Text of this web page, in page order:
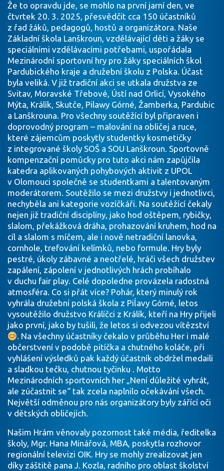
Že to opravdu jde, se mohlo na první jarní den, ve
čtvrtek 20. 3. 2025, přesvědčit cca 150 účastníků
z řad žáků, pedagogů, hostů a organizátora. Naše
Základní škola Lanškroun, vzdělávající děti a žáky se
speciálními vzdělávacími potřebami, uspořádala
Mezinárodní sportovní hry pro žáky speciálních škol
Pardubického kraje a družební školu z Polska. Účast
byla veliká. V již tradiční akci se utkala družstva ze
Svitav, Moravské Třebové, Ústí nad Orlicí, Vysokého
Mýta, Králík, Skutče, Pilawy Górné, Žamberka, Pardubic
a Lanškrouna. Pro všechny soutěžící byl připraven i
doprovodný program – malování na obličej a ruce,
které zájemcům poskytly studentky kosmetičky
z integrované školy SOŠ a SOU Lanškroun. Sportovně
kompenzační pomůcky pro tuto akci nám zapůjčila
katedra aplikovaných pohybových aktivit z UPOL
v Olomouci společně se studentkami a talentovaným
moderátorem. Soutěžilo se mezi družstvy i jednotlivci,
nechyběla ani kategorie vozíčkáři. Na soutěžící čekaly
nejen již tradiční disciplíny, jako hod oštěpem, rybičky,
slalom, překážková dráha, prohazování kruhem, hod na
cíl a slalom s míčem, ale i nově netradiční lanovka,
cornhole, trefování kelímků, nebo formule. Hry byly
pestré, úkoly zábavné a neotřelé, hráči všech družstev
zapálení, zápolení v jednotlivých hrách probíhalo
v duchu fair play. Celé dopoledne provázela radostná
atmosféra. Co si přát více? Pohár, který minulý rok
vyhrála družební polská škola z Piĺavy Górné, letos
vysoutěžilo družstvo Králíčci z Králík, kteří na Hry přijeli
jako první, jako by tušili, že letos si odvezou vítězství
. Na všechny účastníky čekalo v průběhu Her i malé
občerstvení v podobě pitíčka a chutného koláče, při
vyhlášení výsledků pak každý účastník obdržel medaili
a sladkou tečku, chutnou tyčinku . Motto
Mezinárodních sportovních her „Není důležité vyhrát,
ale zúčastnit se“ tak zcela naplnilo očekávání všech.
Největší odměnou pro nás organizátory byly zářící oči
v dětských obličejích.
Našim Hrám věnovaly pozornost také média, ředitelka
školy, Mgr. Hana Minářová, MBA, poskytla rozhovor
regionální televizi OIK. Hry se mohly zrealizovat jen
díky záštitě pana J. Kozla, radního pro oblast školství